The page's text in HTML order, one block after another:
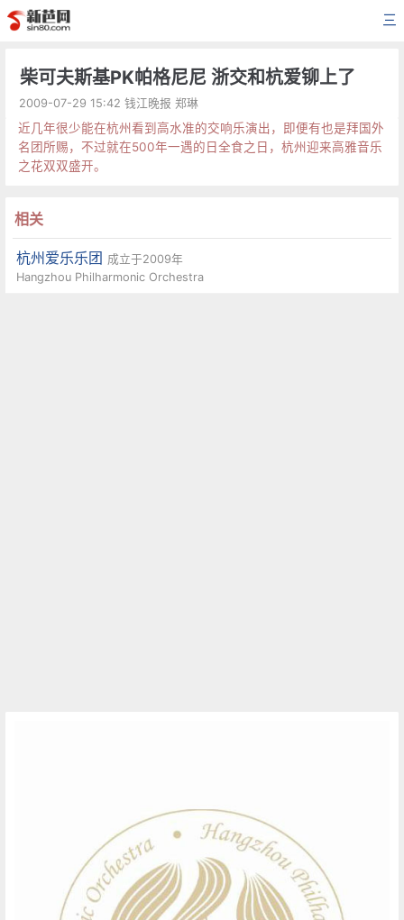
三
柴可夫斯基PK帕格尼尼 浙交和杭爱铆上了
2009-07-29 15:42 钱江晚报 郑琳
近几年很少能在杭州看到高水准的交响乐演出，即便有也是拜国外
名团所赐，不过就在500年一遇的日全食之日，杭州迎来高雅音乐
之花双双盛开。
相关
杭州爱乐乐团 成立于2009年
Hangzhou Philharmonic Orchestra